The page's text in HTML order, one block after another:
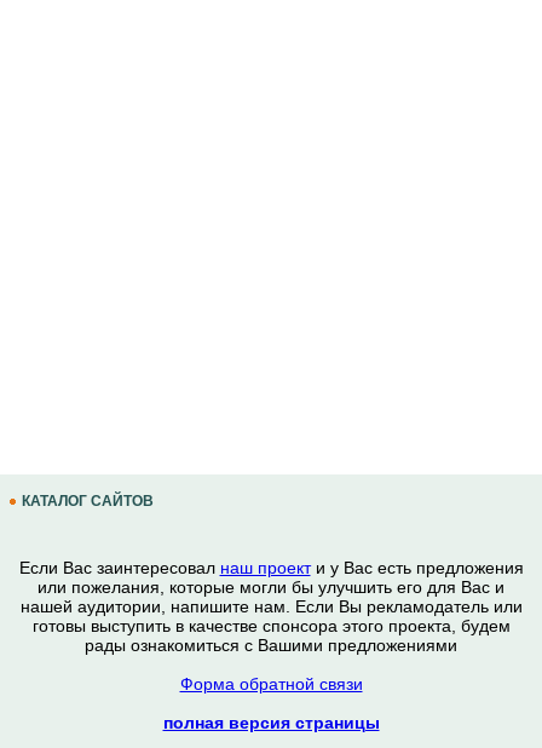
КАТАЛОГ САЙТОВ
Если Вас заинтересовал наш проекти у Вас есть предложения
или пожелания, которые могли бы улучшить его для Вас и
нашей аудитории, напишите нам. Если Вы рекламодатель или
готовы выступить в качестве спонсора этого проекта, будем
рады ознакомиться с Вашими предложениями
Форма обратной связи
полная версия страницы